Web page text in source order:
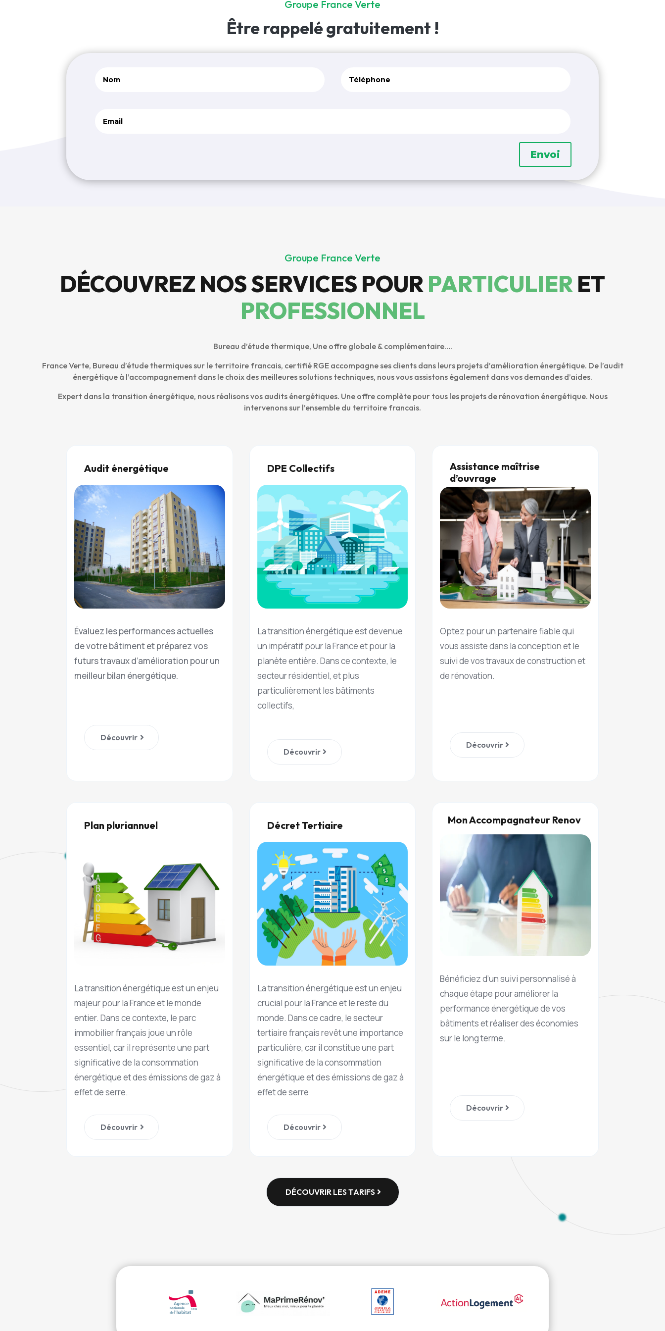
Groupe France Verte
Être rappelégratuitement !
Envoi
Groupe France Verte
DÉCOUVREZ NOS SERVICES POURPARTICULIERET
PROFESSIONNEL
Bureau d’étude thermique, Une offre globale & complémentaire….
France Verte, Bureau d’étude thermiques sur le territoire francais, certifié RGE accompagne ses clients dans leurs projets d’amélioration énergétique. De l’audit
énergétique à l’accompagnement dans le choix des meilleures solutions techniques, nous vous assistons également dans vos demandes d’aides.
Expert dans la transition énergétique, nous réalisons vos audits énergétiques. Une offre complète pour tous les projets de rénovation énergétique. Nous
intervenons sur l’ensemble du territoire francais.
Audit énergétique
Évaluez les performances actuelles
de votre bâtiment et préparez vos
futurs travaux d’amélioration pour un
meilleur bilan énergétique.
Découvrir
DPE Collectifs
La transition énergétique est devenue
un impératif pour la France et pour la
planète entière. Dans ce contexte, le
secteur résidentiel, et plus
particulièrement les bâtiments
collectifs,
Découvrir
Assistance maîtrise
d’ouvrage
Optez pour un partenaire fiable qui
vous assiste dans la conception et le
suivi de vos travaux de construction et
de rénovation.
Découvrir
Plan pluriannuel
La transition énergétique est un enjeu
majeur pour la France et le monde
entier. Dans ce contexte, le parc
immobilier français joue un rôle
essentiel, car il représente une part
significative de la consommation
énergétique et des émissions de gaz à
effet de serre.
Découvrir
Décret Tertiaire
La transition énergétique est un enjeu
crucial pour la France et le reste du
monde. Dans ce cadre, le secteur
tertiaire français revêt une importance
particulière, car il constitue une part
significative de la consommation
énergétique et des émissions de gaz à
effet de serre
Découvrir
Mon Accompagnateur Renov
Bénéficiez d’un suivi personnalisé à
chaque étape pour améliorer la
performance énergétique de vos
bâtiments et réaliser des économies
sur le long terme.
Découvrir
DÉCOUVRIR LES TARIFS